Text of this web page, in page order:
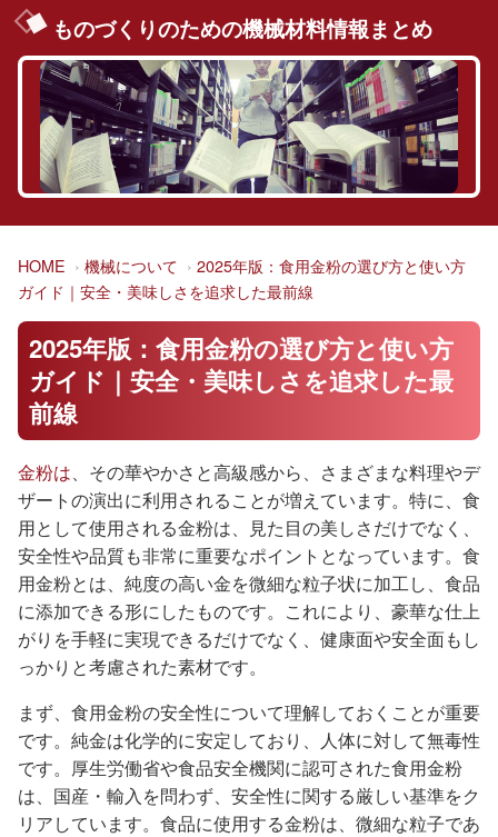
ものづくりのための機械材料情報まとめ
HOME 機械について
2025年版：食用金粉の選び方と使い方
ガイド｜安全・美味しさを追求した最前線
2025年版：食用金粉の選び方と使い方
ガイド｜安全・美味しさを追求した最
前線
金粉は、その華やかさと高級感から、さまざまな料理やデ
ザートの演出に利用されることが増えています。特に、食
用として使用される金粉は、見た目の美しさだけでなく、
安全性や品質も非常に重要なポイントとなっています。食
用金粉とは、純度の高い金を微細な粒子状に加工し、食品
に添加できる形にしたものです。これにより、豪華な仕上
がりを手軽に実現できるだけでなく、健康面や安全面もし
っかりと考慮された素材です。
まず、食用金粉の安全性について理解しておくことが重要
です。純金は化学的に安定しており、人体に対して無毒性
です。厚生労働省や食品安全機関に認可された食用金粉
は、国産・輸入を問わず、安全性に関する厳しい基準をク
リアしています。食品に使用する金粉は、微細な粒子であ